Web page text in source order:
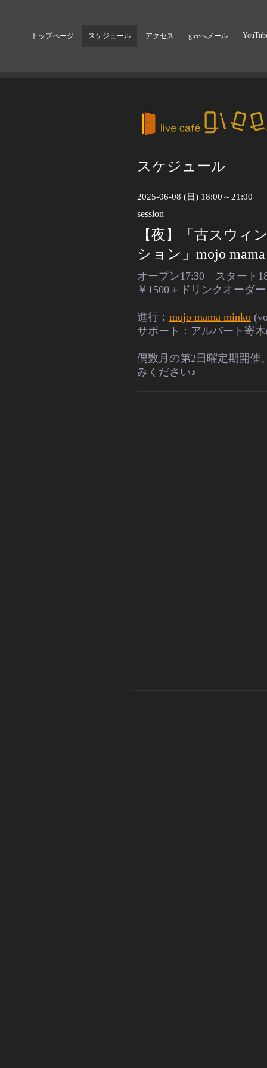
トップページ スケジュール アクセス gieeへメール
スケジュール
2025-06-08 (日) 18:00～21:00
session
【夜】「古スウィ
ション」mojo
オープン17:30　スタート
￥1500＋ドリンクオーダー
進行： mojo mama minko
サポート：アルバート寄
偶数月の第2日曜定期開催
みください♪